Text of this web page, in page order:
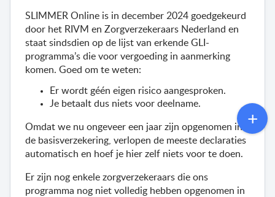
SLIMMER Online is in december 2024 goedgekeurd
door het RIVM en Zorgverzekeraars Nederland en
staat sindsdien op de lijst van erkende GLI-
programma’s die voor vergoeding in aanmerking
komen. Goed om te weten:
Er wordt géén eigen risico aangesproken.
Je betaalt dus niets voor deelname.
Omdat we nu ongeveer een jaar zijn opgenomen in
de basisverzekering, verlopen de meeste declaraties
automatisch en hoef je hier zelf niets voor te doen.
Er zijn nog enkele zorgverzekeraars die ons
programma nog niet volledig hebben opgenomen in